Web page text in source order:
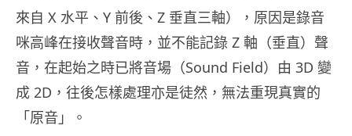
來自 X 水平、Y 前後、Z 垂直三軸），原因是錄音
咪高峰在接收聲音時，並不能記錄 Z 軸（垂直）聲
音，在起始之時已將音場（Sound Field）由 3D 變
成 2D，往後怎樣處理亦是徒然，無法重現真實的
「原音」。